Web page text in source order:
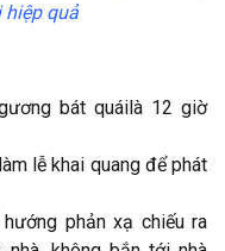
hiệp quả
bát quáilà 12 giờ
lễ khai quang để phát
phản xạ chiếu ra